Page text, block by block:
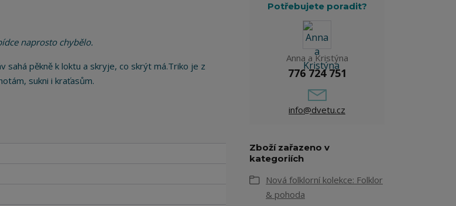
naprosto chybělo.
sahá pěkně k loktu a skryje, co skrýt má.Triko je z
sukni i kraťasům.
Potřebujete poradit?
Anna a Kristýna
776 724 751
info@dvetu.cz
Zboží zařazeno v
kategoriích
Nová folklorní kolekce: Folklor
& pohoda